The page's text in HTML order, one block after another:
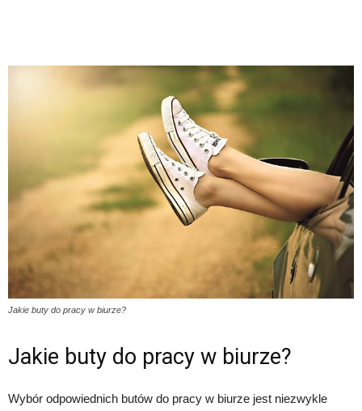
Jakie buty do pracy w biurze?
Jakie buty do pracy w biurze?
Wybór odpowiednich butów do pracy w biurze jest niezwykle